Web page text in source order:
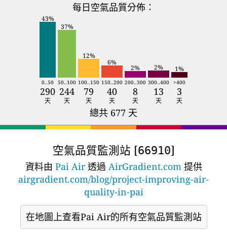
每日空氣品質分佈：
43%
37%
12%
6%
2% 2% 1%
0..50 50..100 100..150 150..200 200..300 300..400 >400
290 244 79 40 8 13 3
天 天 天 天 天 天 天
總共 677 天
空氣品質監測站 [66910]
資料由 Pai Air透過 AirGradient.com 提供
airgradient.com/blog/project-improving-air-
quality-in-pai
在地圖上查看Pai Air的所有空氣品質監測站